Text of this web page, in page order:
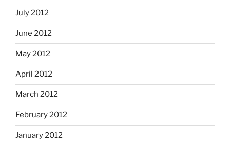
July 2012
June 2012
May 2012
April 2012
March 2012
February 2012
January 2012